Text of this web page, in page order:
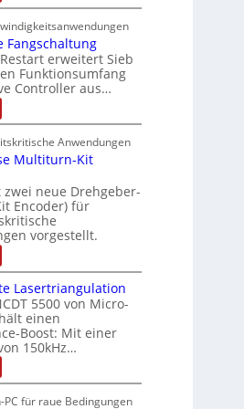
a
b
Fangschaltung
erweitert Sieb
Funktionsumfang
Controller aus…
h
Anwendungen
Multiturn-Kit
zwei neue Drehgeber-
Encoder) für
vorgestellt.
Lasertriangulation
5500 von Micro-
einen
Boost: Mit einer
150kHz…
PC für raue Bedingungen